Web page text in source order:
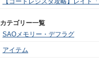
カテゴリー一覧
SAOメモリー・デフラグ
アイテム